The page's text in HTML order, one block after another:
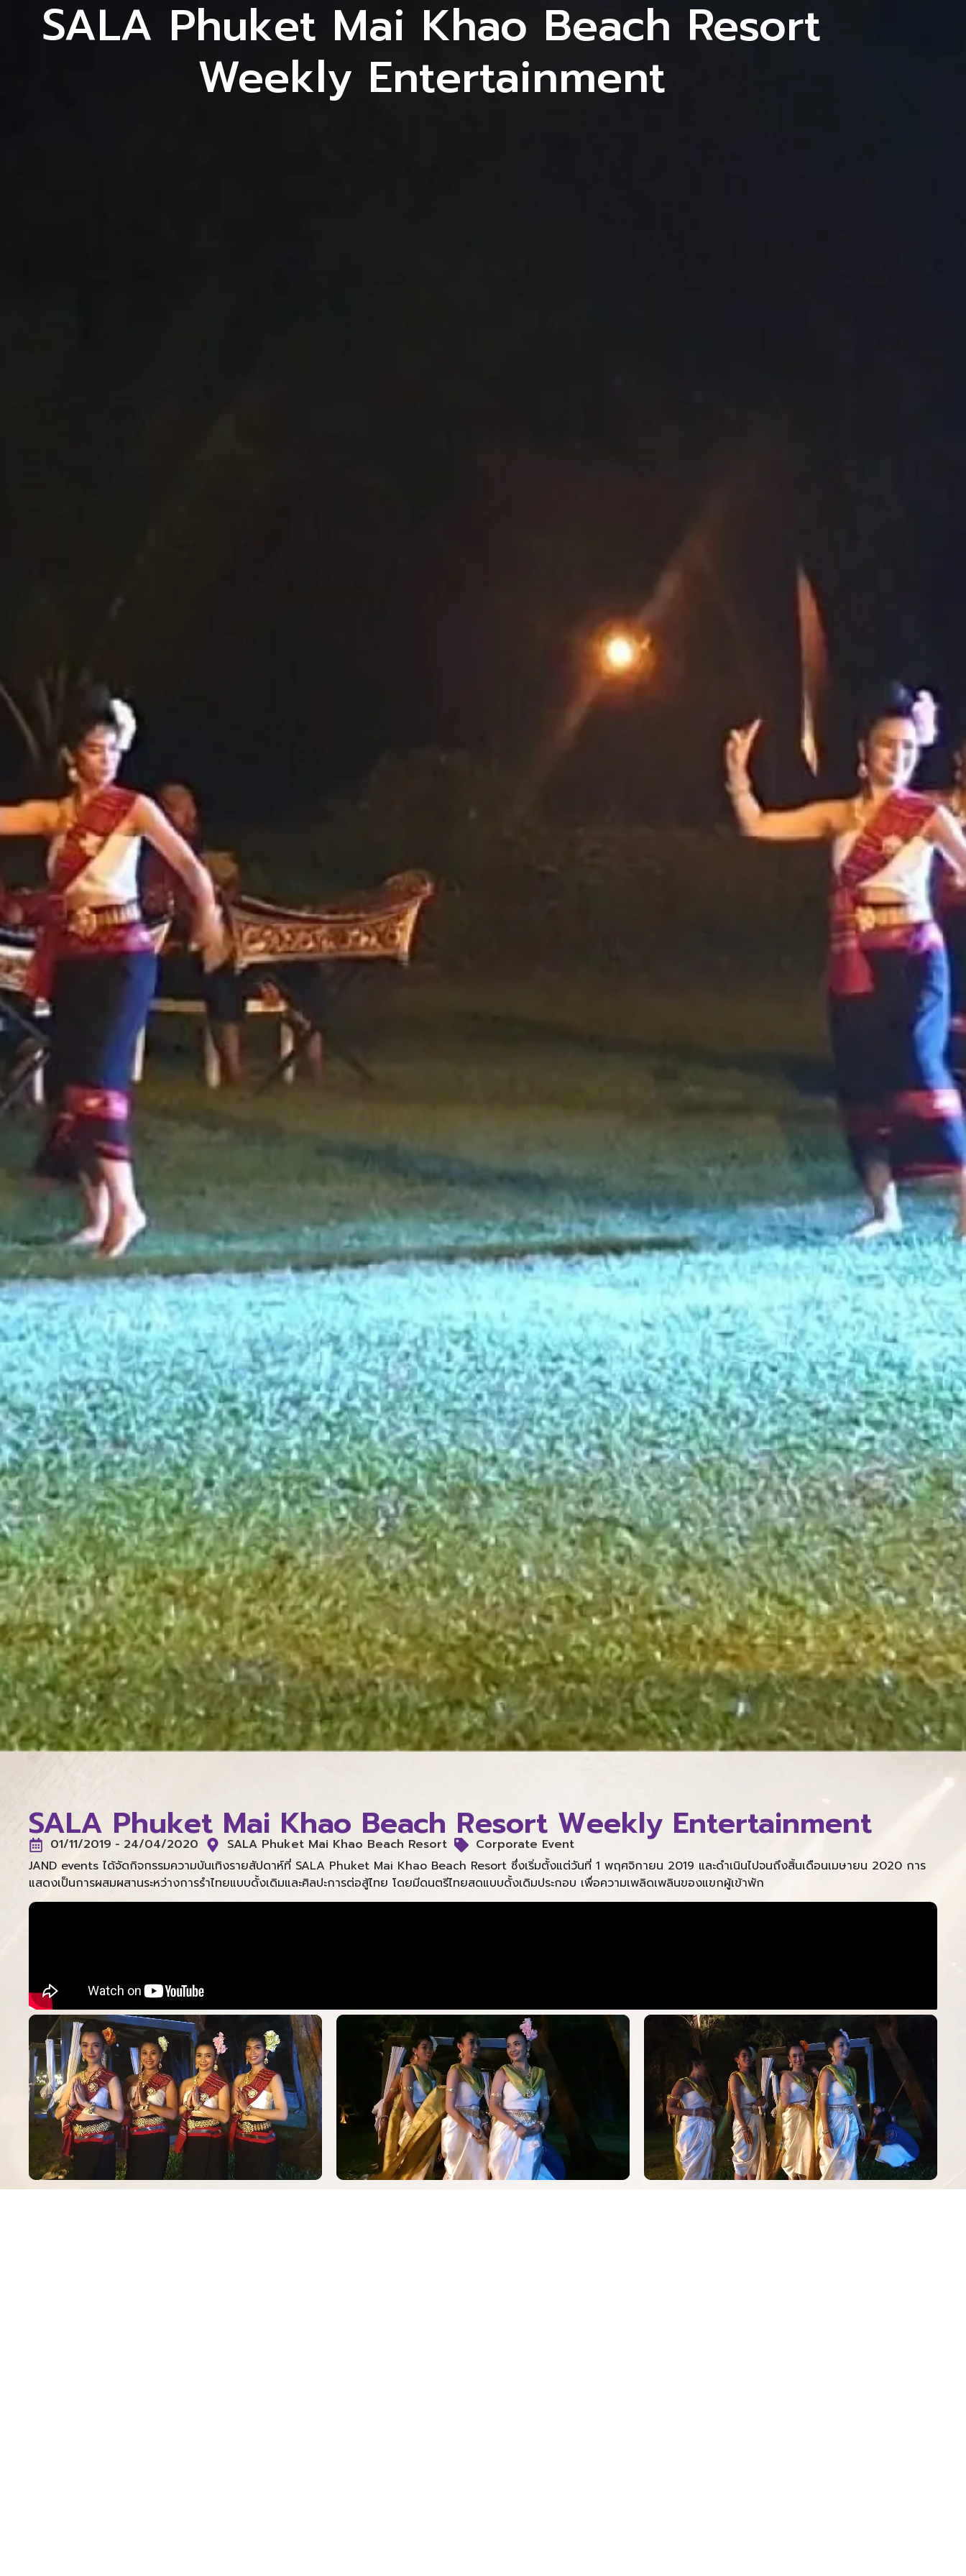
หน้าแรก เกี่ยวกับเรา งานกลุ่ม MICE งานแต่งงาน บริการจัดงานปาร์ตี้ บริการต่างๆ ผลงาน เสียงตอบรับจากลูกค้า
SALA Phuket Mai Khao Beach Resort
Weekly Entertainment
SALA Phuket Mai Khao Beach Resort Weekly Entertainment
01/11/2019 - 24/04/2020 SALA Phuket Mai Khao Beach Resort
Corporate Event
JAND events ได้จัดกิจกรรมความบันเทิงรายสัปดาห์ที่ SALA Phuket Mai Khao Beach Resort ซึ่งเริ่มตั้งแต่วันที่ 1 พฤศจิกายน 2019 และดำเนินไปจนถึงสิ้นเดือนเมษายน 2020 การ
แสดงเป็นการผสมผสานระหว่างการรำไทยแบบดั้งเดิมและศิลปะการต่อสู้ไทย โดยมีดนตรีไทยสดแบบดั้งเดิมประกอบ เพื่อความเพลิดเพลินของแขกผู้เข้าพัก